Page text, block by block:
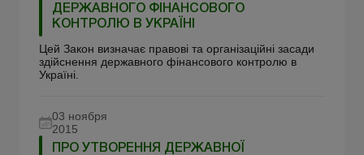
ДЕРЖАВНОГО ФІНАНСОВОГО
КОНТРОЛЮ В УКРАЇНІ
Цей Закон визначає правові та організаційні засади
здійснення державного фінансового контролю в
Україні.
03 ноября
2015
ПРО УТВОРЕННЯ ДЕРЖАВНОЇ